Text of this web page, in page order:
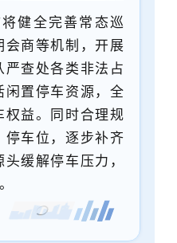
健全完善常态巡
会商等机制，开展
严查处各类非法占
闲置停车资源，全
权益。同时合理规
停车位，逐步补齐
缓解停车压力，